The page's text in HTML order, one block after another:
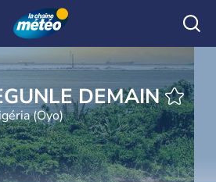
AJEGUNLE DEMAIN
(Oyo)